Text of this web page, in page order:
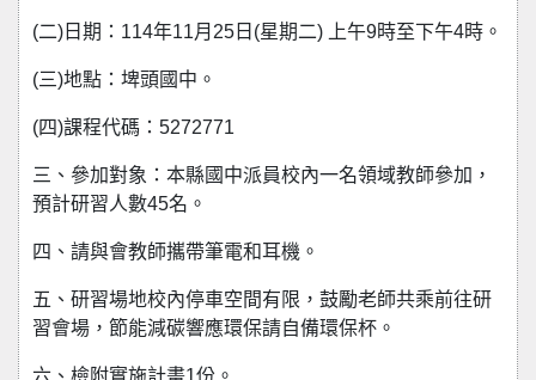
(二)日期：114年11月25日(星期二) 上午9時至下午4時。
(三)地點：埤頭國中。
(四)課程代碼：5272771
三、參加對象：本縣國中派員校內一名領域教師參加，
預計研習人數45名。
四、請與會教師攜帶筆電和耳機。
五、研習場地校內停車空間有限，鼓勵老師共乘前往研
習會場，節能減碳響應環保請自備環保杯。
六、檢附實施計畫1份。